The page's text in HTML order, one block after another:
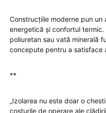
Construcțiile moderne pun
energetică și confortul
poliuretan sau vată minerală
concepute pentru a satisface
**
„Izolarea nu este doar o
costurile de operare ale